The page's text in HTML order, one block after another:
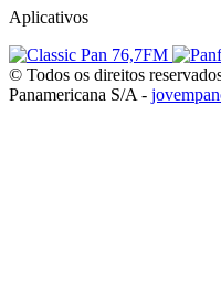
Aplicativos
© Todos os direitos
Panamericana S/A -